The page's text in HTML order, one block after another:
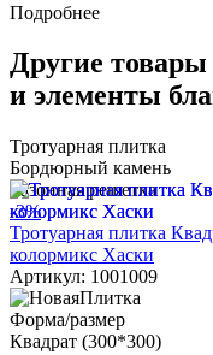
Подробнее
Другие товары
и элементы
Тротуарная плитка
Бордюрный камень
Газонная решетка
-3%
Тротуарная плитка
колормикс Хаски
Артикул: 1001009
Форма/размер
Квадрат (300*300)